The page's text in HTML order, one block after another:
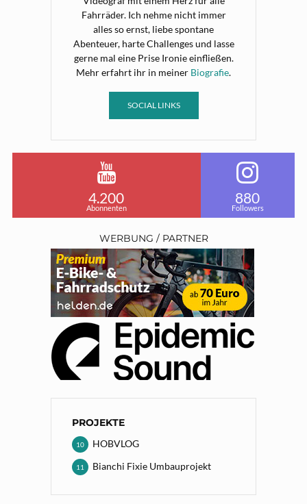
Fahrräder. Ich nehme nicht immer
alles so ernst, liebe spontane
Abenteuer, harte Challenges und lasse
gerne mal eine Prise Ironie einfließen.
Mehr erfahrt ihr in meiner Biografie.
SOCIAL LINKS
4.200
Abonnenten
880
Followers
WERBUNG / PARTNER
PROJEKTE
HOBVLOG
10
Bianchi Fixie Umbauprojekt
11